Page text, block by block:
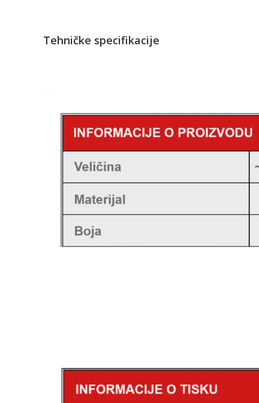
Tehničke specifikacije